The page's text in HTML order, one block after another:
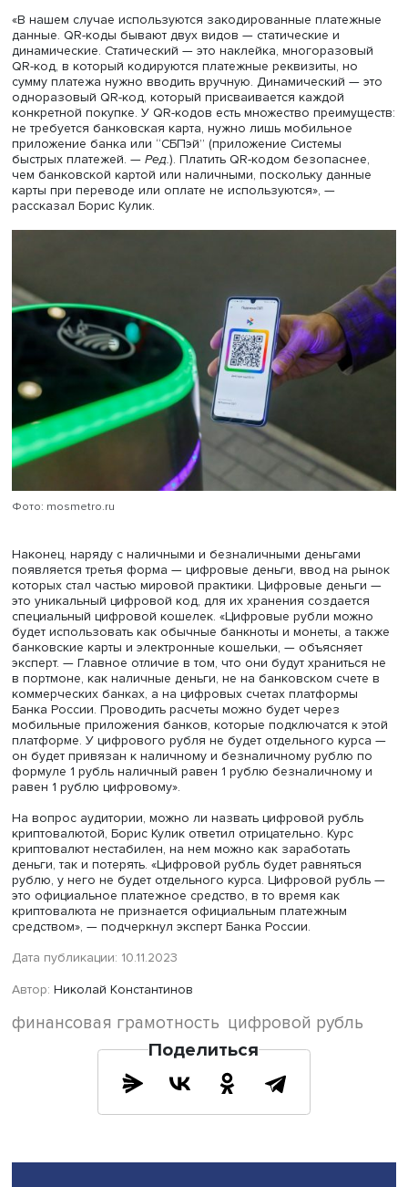
Фото: iStock
К аналогичным платежным инструментам относятся и
электронные кошельки. Их можно пополнять
через платежный терминал компании-оператора или
банковской картой. «С помощью электронного
можно отправлять и получать денежные переводы,
расплачиваться за товары и услуги и не использовать
этом наличные или банковский счет. Это гораздо
чем платить с зарплатной карты или карты с большим
кредитным лимитом», — добавляет Борис Кулик. Самым
QR-кодам. Причем закодировать можно, по сути, что
от описания услуги, экспоната в музее до ссылки на
интернете.
«В нашем случае используются закодированные
данные. QR-коды бывают двух видов — статические и
динамические. Статический — это наклейка,
QR-код, в который кодируются платежные реквизиты,
сумму платежа нужно вводить вручную. Динамический
одноразовый QR-код, который присваивается каждой
конкретной покупке. У QR-кодов есть множество
не требуется банковская карта, нужно лишь мобильное
приложение банка или “СБПэй” (приложение Системы
быстрых платежей. —Ред.). Платить QR-кодом
чем банковской картой или наличными, поскольку
рассказал Борис Кулик.
Фото: mosmetro.ru
появляется третья форма — цифровые деньги, ввод на
которых стал частью мировой практики. Цифровые
это уникальный цифровой код, для их хранения
специальный цифровой кошелек. «Цифровые рубли
будет использовать как обычные банкноты и монеты, а
банковские карты и электронные кошельки, —
эксперт. — Главное отличие в том, что они будут
в портмоне, как наличные деньги, не на банковском
коммерческих банках, а на цифровых счетах
платформе. У цифрового рубля не будет отдельного